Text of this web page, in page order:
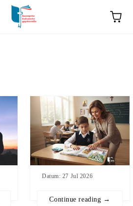
Datum: 27 Jul 2026
Continue reading →